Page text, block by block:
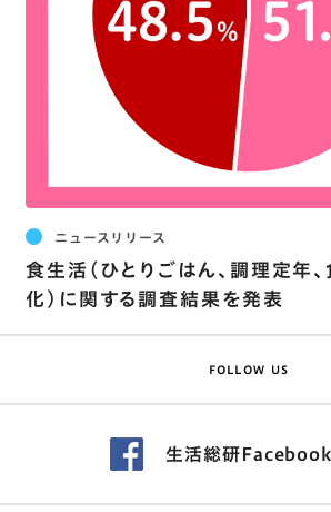
ニュースリリース
食生活(ひとりごはん､調理定年､
化)に関する調査結果を発表
FOLLOW US
生活総研